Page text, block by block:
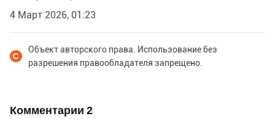
4 Март 2026, 01:23
Объект авторского права. Использование без
разрешения правообладателя запрещено.
Комментарии 2